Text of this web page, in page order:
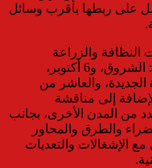
على ربطها بأقرب وسائل
والزراعة
والصيانة، بعدد من المدن الجديدة، ومنها: الشروق، و6 أكتوبر،
الجديدة، والعاشر من
إلى مناقشة
من المدن الأخرى، بجانب
والطرق والمحاور
مع الإشغالات والتعديات